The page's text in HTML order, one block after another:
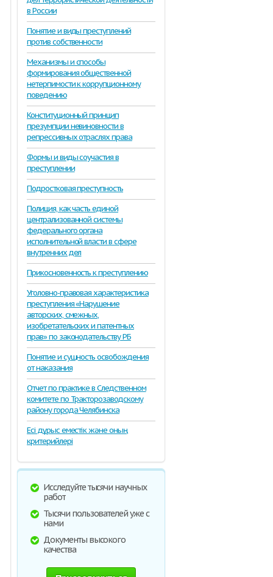
в России
Понятие и виды преступлений
против собственности
Механизмы и способы
формирования общественной
нетерпимости к коррупционному
поведению
Конституционный принцип
презумпции невиновности в
репрессивных отраслях права
Формы и виды соучастия в
преступлении
Подростковая преступность
Полиция, как часть единой
централизованной системы
федерального органа
исполнительной власти в сфере
внутренних дел
Прикосновенность к преступлению
Уголовно-правовая характеристика
преступления «Нарушение
авторских, смежных,
изобретательских и патентных
прав» по законодательству РБ
Понятие и сущность освобождения
от наказания
Отчет по практике в Следственном
комитете по Тракторозаводскому
району города Челябинска
Есі дұрыс еместік және оның
критерийлері
Исследуйте тысячи научных
работ
Тысячи пользователей уже с
нами
Документы высокого
качества